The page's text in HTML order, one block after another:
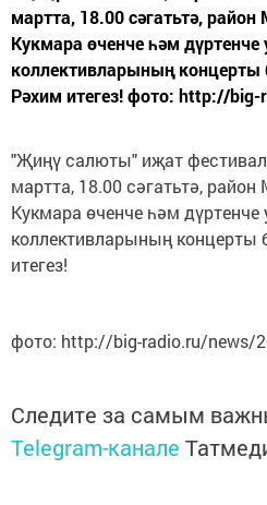
мартта, 18.00 сәгатьтә,
Кукмара өченче һәм дүртенче
коллективларының концерты
Рәхим итегез! фото: http://
"Җиңү салюты" иҗат
мартта, 18.00 сәгатьтә,
Кукмара өченче һәм дүртенче
коллективларының концерты
итегез!
фото: http://big-radio.ru/news/
Следите за самым
Telegram-канале